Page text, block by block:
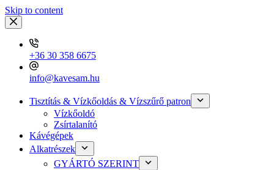
Skip to content
+36 30 358 6675
info@kavesam.hu
Tisztítás & Vízkőoldás & Vízszűrő patron
Vízkőoldó
Zsírtalanító
Kávégépek
Alkatrészek
GYÁRTÓ SZERINT